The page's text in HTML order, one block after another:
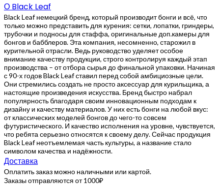
О Black Leaf
Black Leaf немецкий бренд, который производит бонги и всё, что
только можно представить для курения: сетки, лопатки, гриндеры,
трубочки и подносы для стаффа, оригинальные доп.камеры для
бонгов и бабблеров. Эта компания, несомненно, старожил в
курительной отрасли. Ведь руководство уделяет особое
внимание качеству продукции, строго контролируя каждый этап
производства – от отбора сырья до финальной упаковки. Начиная
с 90-х годов Black Leaf ставил перед собой амбициозные цели.
Они стремились создать не просто аксессуар для курильщика, а
настоящие произведения искусства. Бренд быстро набрал
популярность благодаря своим инновационным подходам к
дизайну и качеству материалов. У них есть бонги на любой вкус:
от классических моделей бонгов до чего-то совсем
футуристического. И качество исполнения на уровне, чувствуется,
что ребята серьезно относятся к своему делу. Сейчас продукция
Black Leaf неотъемлемая часть культуры, а название стало
символом качества и надёжности.
Доставка
Оплатить заказ можно наличными или картой.
Заказы отправляются от 1000₽